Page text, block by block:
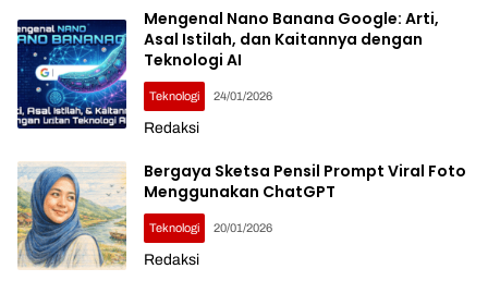
Mengenal Nano Banana Google: Arti,
Asal Istilah, dan Kaitannya dengan
Teknologi AI
Teknologi 24/01/2026
Redaksi
Bergaya Sketsa Pensil Prompt Viral Foto
Menggunakan ChatGPT
Teknologi 20/01/2026
Redaksi